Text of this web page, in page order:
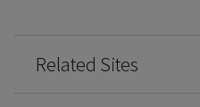
Related Sites